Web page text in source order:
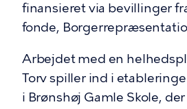
finansieret via bevillinger
fonde,
Arbejdet med en
Torv spiller ind i
i Brønshøj Gamle Skole,